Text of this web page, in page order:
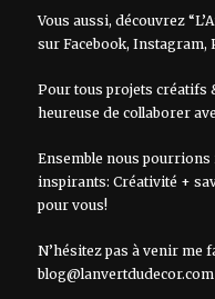
Vous aussi, découvrez
sur Facebook, Instagram,
Pour tous projets créatifs
heureuse de collaborer
Ensemble nous
inspirants: Créativité +
pour vous!
N’hésitez pas à venir me
blog@lanvertdudecor.com